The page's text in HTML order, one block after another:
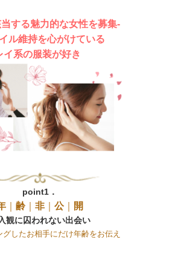
する魅力的な女性を募集-
ル維持を心がけている
イ系の服装が好き
point1．
齢 非 公｜ 開
観に囚われない出会い
したお相手にだけ年齢をお伝え